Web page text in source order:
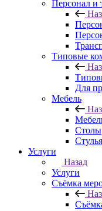
Персонал и
Типовые
Для
Мебель
Столы
Стулья
Услуги
Назад
Услуги
Съёмка